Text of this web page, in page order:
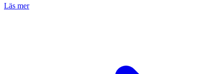
Läs mer